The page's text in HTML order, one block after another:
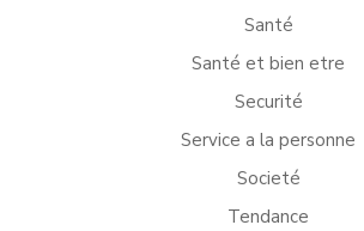
Santé
Santé et bien etre
Securité
Service a la personne
Societé
Tendance